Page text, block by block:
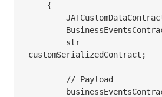
customSerializedContract;